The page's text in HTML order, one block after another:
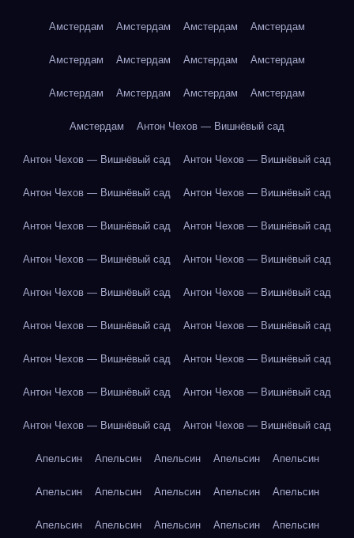
Амстердам Амстердам Амстердам Амстердам
Амстердам Амстердам Амстердам Амстердам
Амстердам Амстердам Амстердам Амстердам
Амстердам Антон Чехов — Вишнёвый сад
Антон Чехов — Вишнёвый сад Антон Чехов — Вишнёвый сад
Антон Чехов — Вишнёвый сад Антон Чехов — Вишнёвый сад
Антон Чехов — Вишнёвый сад Антон Чехов — Вишнёвый сад
Антон Чехов — Вишнёвый сад Антон Чехов — Вишнёвый сад
Антон Чехов — Вишнёвый сад Антон Чехов — Вишнёвый сад
Антон Чехов — Вишнёвый сад Антон Чехов — Вишнёвый сад
Антон Чехов — Вишнёвый сад Антон Чехов — Вишнёвый сад
Антон Чехов — Вишнёвый сад Антон Чехов — Вишнёвый сад
Антон Чехов — Вишнёвый сад Антон Чехов — Вишнёвый сад
Апельсин Апельсин Апельсин Апельсин Апельсин
Апельсин Апельсин Апельсин Апельсин Апельсин
Апельсин Апельсин Апельсин Апельсин Апельсин